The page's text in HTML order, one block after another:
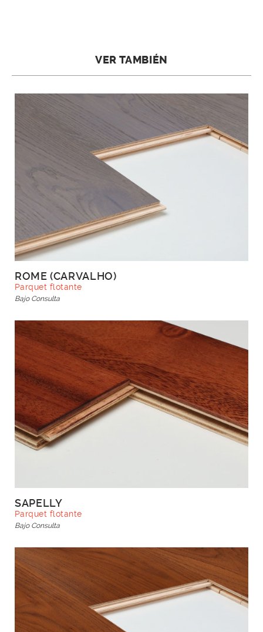
VER TAMBIÉN
ROME (CARVALHO)
Parquet flotante
Bajo Consulta
SAPELLY
Parquet flotante
Bajo Consulta